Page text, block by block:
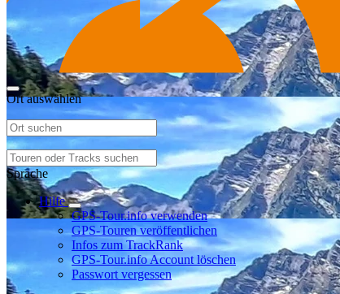
Ort auswählen
Sprache
Hilfe
GPS-Tour.info verwenden
GPS-Touren veröffentlichen
Infos zum TrackRank
GPS-Tour.info Account löschen
Passwort vergessen